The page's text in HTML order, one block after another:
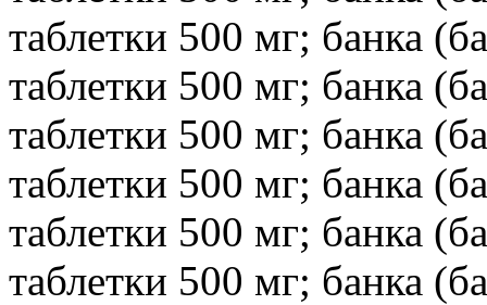
таблетки 500 мг; банка
таблетки 500 мг; банка
таблетки 500 мг; банка
таблетки 500 мг; банка
таблетки 500 мг; банка
таблетки 500 мг; банка